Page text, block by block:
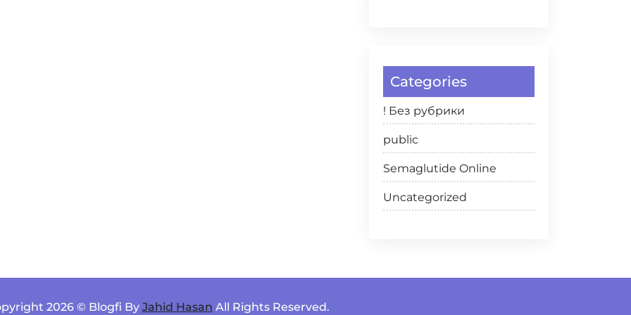
Categories
! Без рубрики
public
Semaglutide Online
Uncategorized
2026 © Blogfi By Jahid Hasan All Rights Reserved.